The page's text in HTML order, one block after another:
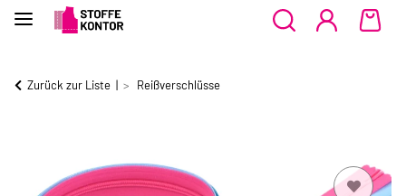
Zurück zur Liste Reißverschlüsse